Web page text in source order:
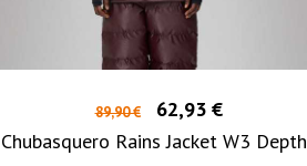
89,90 €
62,93 €
Chubasquero Rains Jacket W3 Depth